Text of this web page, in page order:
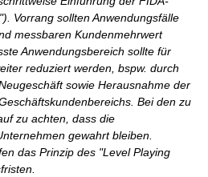
Vorrang sollten Anwendungsfälle
messbaren Kundenmehrwert
Anwendungsbereich sollte für
reduziert werden, bspw. durch
sowie Herausnahme der
Bei den zu
zu achten, dass die
gewahrt bleiben.
das Prinzip des "Level Playing